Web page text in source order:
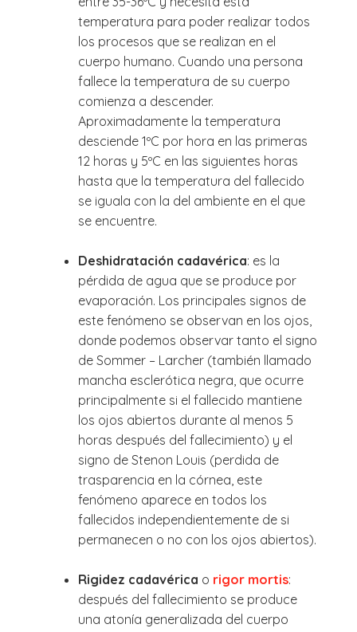
temperatura para poder realizar todos
los procesos que se realizan en el
cuerpo humano. Cuando una persona
fallece la temperatura de su cuerpo
comienza a descender.
Aproximadamente la temperatura
desciende 1ºC por hora en las primeras
12 horas y 5ºC en las siguientes horas
hasta que la temperatura del fallecido
se iguala con la del ambiente en el que
se encuentre.
Deshidratación cadavérica: es la
pérdida de agua que se produce por
evaporación. Los principales signos de
este fenómeno se observan en los ojos,
donde podemos observar tanto el signo
de Sommer – Larcher (también llamado
mancha esclerótica negra, que ocurre
principalmente si el fallecido mantiene
los ojos abiertos durante al menos 5
horas después del fallecimiento) y el
signo de Stenon Louis (perdida de
trasparencia en la córnea, este
fenómeno aparece en todos los
fallecidos independientemente de si
permanecen o no con los ojos abiertos).
Rigidez cadavérica o rigor mortis:
después del fallecimiento se produce
una atonía generalizada del cuerpo